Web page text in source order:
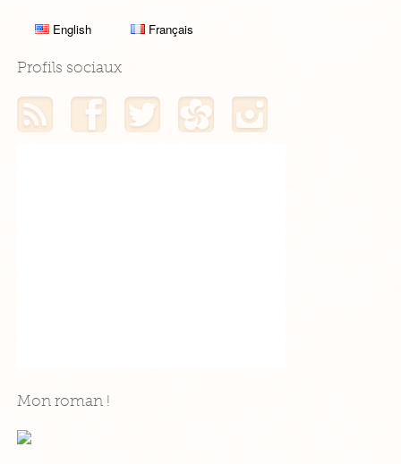
English Français
Profils sociaux
Mon flux RSSMon profil Facebook
Mon profil TwitterMon profil Hellocoton
Mon roman !